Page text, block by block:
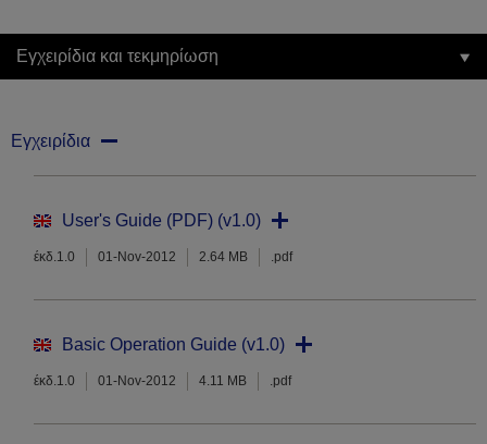
Εγχειρίδια και τεκμηρίωση
Εγχειρίδια
User's Guide (PDF) (v1.0)
έκδ.1.0 01-Nov-2012 2.64 MB .pdf
Basic Operation Guide (v1.0)
έκδ.1.0 01-Nov-2012 4.11 MB .pdf